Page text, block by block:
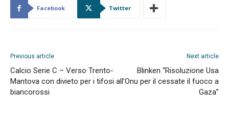
Facebook Twitter
Previous article
Calcio Serie C – Verso Trento-
Mantova con divieto per i tifosi
biancorossi
Next article
Blinken “Risoluzione Usa
all’Onu per il cessate il fuoco a
Gaza”